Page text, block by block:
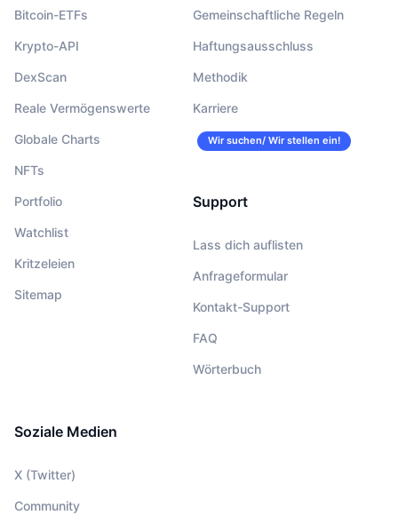
Bitcoin-ETFs
Krypto-API
DexScan
Reale Vermögenswerte
Globale Charts
NFTs
Portfolio
Watchlist
Kritzeleien
Sitemap
Gemeinschaftliche Regeln
Haftungsausschluss
Methodik
Karriere
Wir suchen/ Wir stellen ein!
Support
Lass dich auflisten
Anfrageformular
Kontakt-Support
FAQ
Wörterbuch
Soziale Medien
X (Twitter)
Community